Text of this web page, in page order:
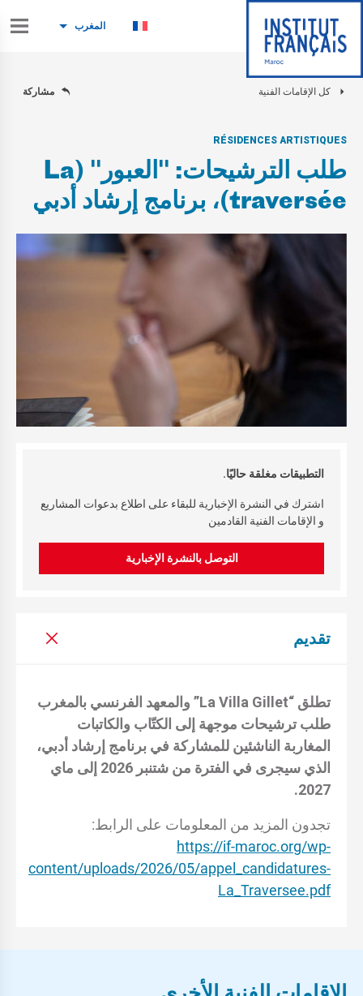
المغرب
كل الإقامات الفنية مشاركة
RÉSIDENCES ARTISTIQUES
طلب الترشيحات: "العبور" (La
traversée)، برنامج إرشاد أدبي
التطبيقات مغلقة حاليًا.
اشترك في النشرة الإخبارية للبقاء على اطلاع بدعوات المشاريع
و الإقامات الفنية القادمين
التوصل بالنشرة الإخبارية
تقديم
تطلق “La Villa Gillet” والمعهد الفرنسي بالمغرب
طلب ترشيحات موجهة إلى الكتّاب والكاتبات
المغاربة الناشئين للمشاركة في برنامج إرشاد أدبي،
الذي سيجرى في الفترة من شتنبر 2026 إلى ماي
2027.
تجدون المزيد من المعلومات على الرابط:
https://if-maroc.org/wp-
content/uploads/2026/05/appel_candidatures-
La_Traversee.pdf